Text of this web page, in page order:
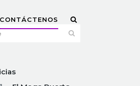
CONTÁCTENOS